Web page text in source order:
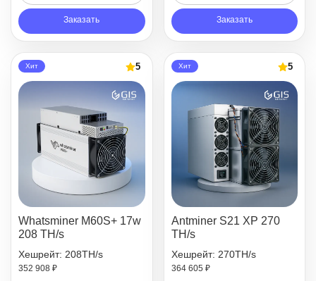
Заказать Заказать
5
Хит
Whatsminer M60S+ 17w
208 TH/s
Хешрейт: 208TH/s
352 908 ₽
5
Хит
Antminer S21 XP 270
TH/s
Хешрейт: 270TH/s
364 605 ₽